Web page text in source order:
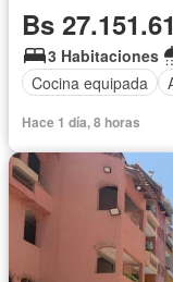
Bs
3 Habitaciones
Cocina equipada
Hace 1 día, 8 horas